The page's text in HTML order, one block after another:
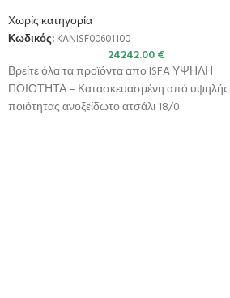
Χωρίς κατηγορία
Κωδικός: KANISF00601100
24242.00€
Βρείτε όλα τα προϊόντα απο ISFA ΥΨΗΛΗ
ΠΟΙΟΤΗΤΑ – Κατασκευασμένη από υψηλής
ποιότητας ανοξείδωτο ατσάλι 18/0.